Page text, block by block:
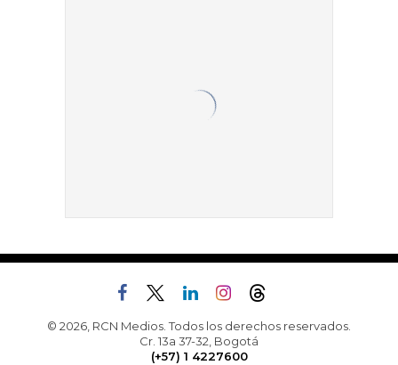
© 2026, RCN Medios. Todos los derechos reservados.
Cr. 13a 37-32, Bogotá
(+57) 1 4227600